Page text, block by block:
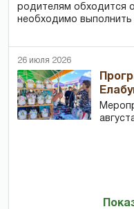
родителям обходится
необходимо выполнить
26 июля 2026